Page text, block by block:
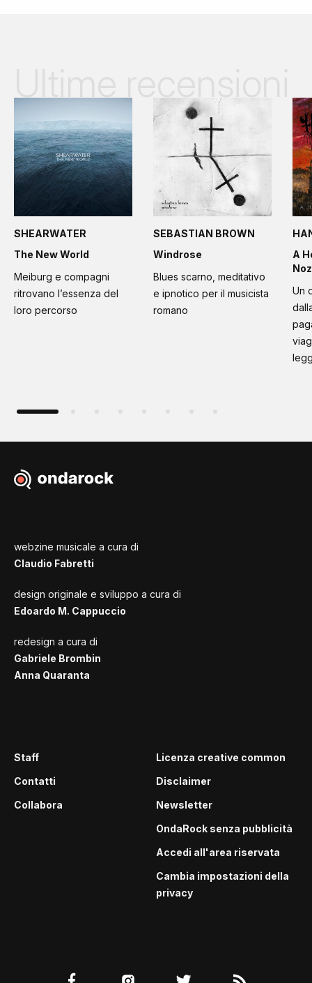
SHEARWATER
The New World
Meiburg e compagni
ritrovano l’essenza del
loro percorso
SEBASTIAN BROWN
Windrose
Blues scarno, meditativo
e ipnotico per il musicista
romano
A
Noz
Un
webzine musicale a cura di
Claudio Fabretti
design originale e sviluppo a cura di
Edoardo M. Cappuccio
redesign a cura di
Gabriele Brombin
Anna Quaranta
Staff
Contatti
Collabora
Licenza creative common
Disclaimer
Newsletter
OndaRock senza pubblicità
Accedi all'area riservata
Cambia impostazioni della
privacy